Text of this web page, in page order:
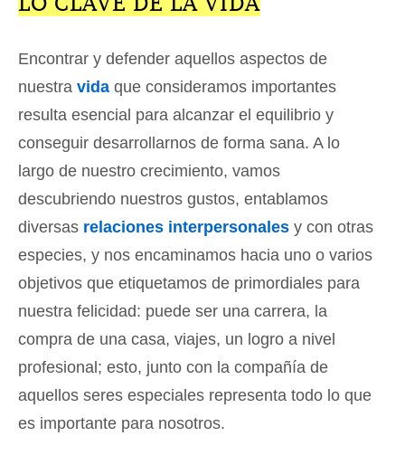
Encontrar y defender aquellos aspectos de
nuestra vida que consideramos importantes
resulta esencial para alcanzar el equilibrio y
conseguir desarrollarnos de forma sana. A lo
largo de nuestro crecimiento, vamos
descubriendo nuestros gustos, entablamos
diversas relaciones interpersonales y con otras
especies, y nos encaminamos hacia uno o varios
objetivos que etiquetamos de primordiales para
nuestra felicidad: puede ser una carrera, la
compra de una casa, viajes, un logro a nivel
profesional; esto, junto con la compañía de
aquellos seres especiales representa todo lo que
es importante para nosotros.